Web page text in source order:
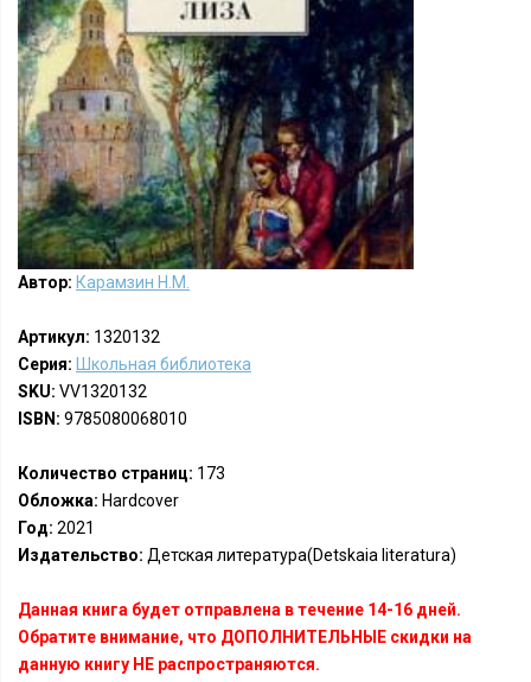
Автор: Карамзин Н.М.
Артикул: 1320132
Серия:
Школьная библиотека
SKU: VV1320132
ISBN: 9785080068010
Количество страниц: 173
Обложка: Hardcover
Год: 2021
Издательство: Детская литература(Detskaia literatura)
Данная книга будет отправлена в течение 14-16 дней.
Обратите внимание, что ДОПОЛНИТЕЛЬНЫЕ скидки на
данную книгу НЕ распространяются.